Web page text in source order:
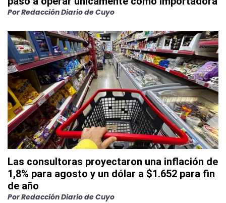
PorRedacción Diario de Cuyo
Las consultoras proyectaron una inflación de
1,8% para agosto y un dólar a $1.652 para fin
de año
PorRedacción Diario de Cuyo